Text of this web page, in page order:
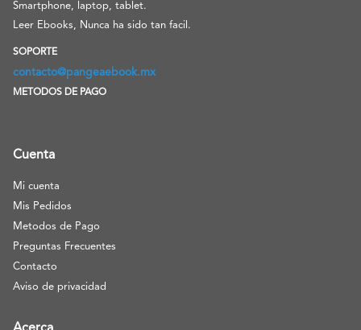
Smartphone, laptop, tablet.
Leer Ebooks, Nunca ha sido tan facil.
SOPORTE
contacto@pangeaebook.mx
METODOS DE PAGO
Cuenta
Mi cuenta
Mis Pedidos
Metodos de Pago
Preguntas Frecuentes
Contacto
Aviso de privacidad